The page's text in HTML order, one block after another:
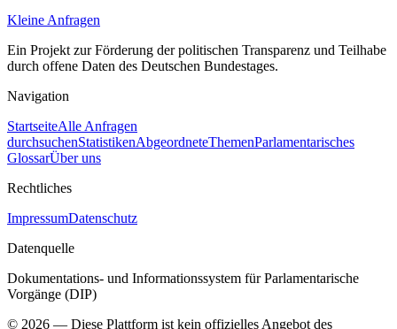
Kleine Anfragen
Ein Projekt zur Förderung der politischen Transparenz und Teilhabe
durch offene Daten des Deutschen Bundestages.
Navigation
StartseiteAlle Anfragen
durchsuchenStatistikenAbgeordneteThemenParlamentarisches
GlossarÜber uns
Rechtliches
ImpressumDatenschutz
Datenquelle
Dokumentations- und Informationssystem für Parlamentarische
Vorgänge (DIP)
© 2026 — Diese Plattform ist kein offizielles Angebot des